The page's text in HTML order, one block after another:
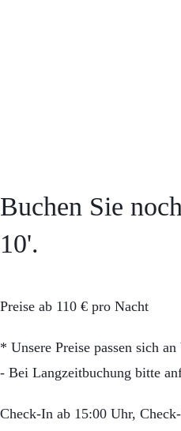
Buchen Sie
10'.
Preise ab 110 € pro Nacht
* Unsere Preise passen sich
- Bei Langzeitbuchung bitte
Check-In ab 15:00 Uhr,